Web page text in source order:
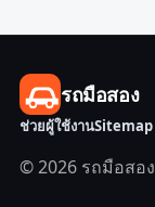
รถมือสอง
ช่วยผู้ใช้งานSitemap
© 2026 รถมือสอง